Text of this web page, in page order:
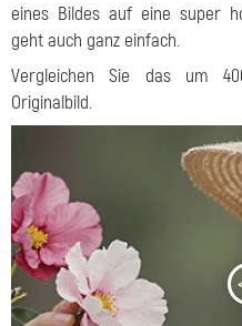
eines Bildes auf eine super
geht auch ganz einfach.
Vergleichen Sie das um
Originalbild.